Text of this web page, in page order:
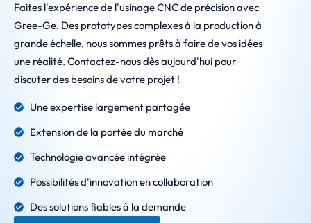
Faites l'expérience de l'usinage CNC de précision avec
Gree-Ge. Des prototypes complexes à la production à
grande échelle, nous sommes prêts à faire de vos idées
une réalité. Contactez-nous dès aujourd'hui pour
discuter des besoins de votre projet !
Une expertise largement partagée
Extension de la portée du marché
Technologie avancée intégrée
Possibilités d'innovation en collaboration
Des solutions fiables à la demande